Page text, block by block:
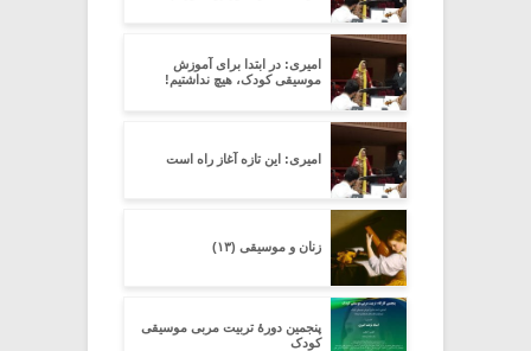
امیری: در ابتدا برای آموزش
موسیقی کودک، هیچ نداشتیم!
امیری: این تازه آغاز راه است
زنان و موسیقی (۱۳)
پنجمین دورۀ تربیت مربی موسیقی
کودک